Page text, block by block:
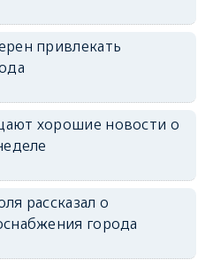
привлекать
хорошие новости о
рассказал о
города